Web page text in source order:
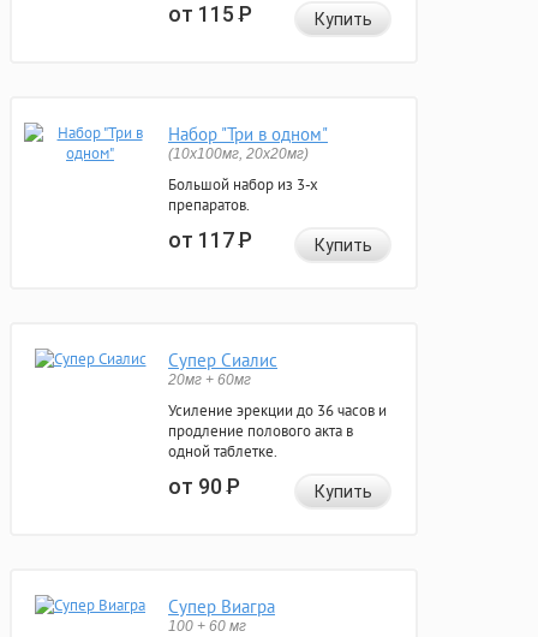
от 115Р Купить
Набор "Три в одном"
(10x100мг, 20x20мг)
Большой набор из 3-х
препаратов.
от 117Р Купить
Супер Сиалис
20мг + 60мг
Усиление эрекции до 36 часов и
продление полового акта в
одной таблетке.
от 90Р Купить
Супер Виагра
100 + 60 мг